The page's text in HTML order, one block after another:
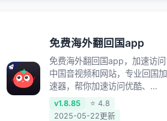
免费海外翻回国app
免费海外翻回国app，加速访问
中国音视频和网站，专业回国加
速器，帮你加速访问优酷、
bilibili、腾讯视频、爱奇艺等，
加速国服游戏，例如原神、阴阳
v1.8.85
⭐ 4.8
2025-05-22更新